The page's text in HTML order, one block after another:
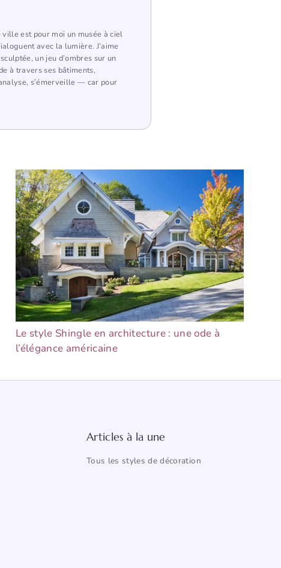
est pour moi un musée à ciel
avec la lumière. J’aime
un jeu d’ombres sur un
à travers ses bâtiments,
s’émerveille — car pour
Le style Shingle en architecture : une ode à
l’élégance américaine
Articles à la une
Tous les styles de décoration